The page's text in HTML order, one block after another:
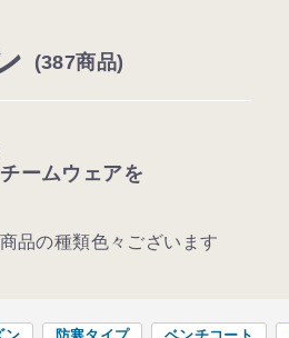
(387商品)
ームウェアを
品の種類色々ございます